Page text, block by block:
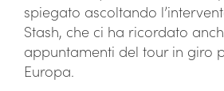
spiegato ascoltando
Stash, che ci ha ricordato
appuntamenti del tour in giro
Europa.